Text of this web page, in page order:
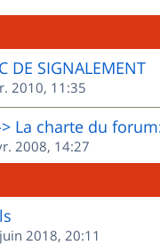
DE SIGNALEMENT
2010, 11:35
La charte du
2008, 14:27
2018, 20:11